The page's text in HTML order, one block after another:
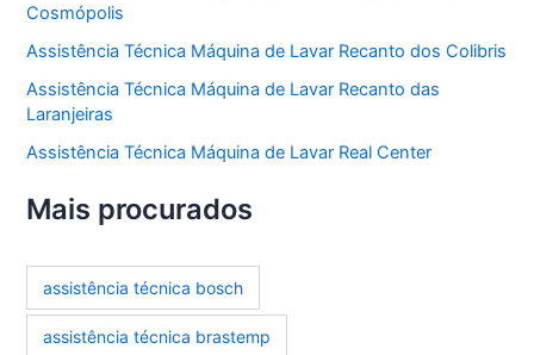
Cosmópolis
Assistência Técnica Máquina de Lavar Recanto dos Colibris
Assistência Técnica Máquina de Lavar Recanto das
Laranjeiras
Assistência Técnica Máquina de Lavar Real Center
Mais procurados
assistência técnica bosch
assistência técnica brastemp